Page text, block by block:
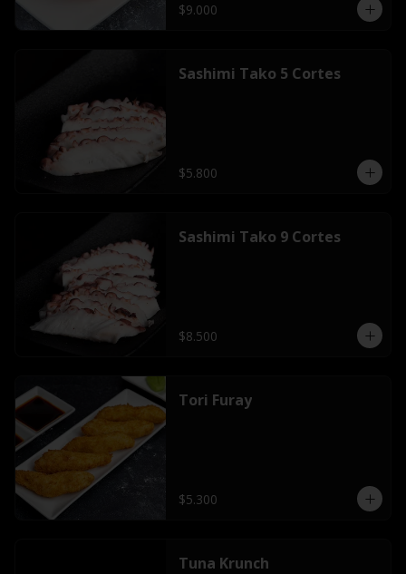
$9.000
Sashimi Tako 5 Cortes
$5.800
Sashimi Tako 9 Cortes
$8.500
Tori Furay
$5.300
Tuna Krunch